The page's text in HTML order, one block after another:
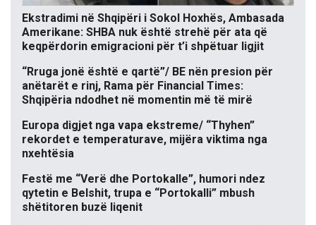
Ekstradimi në Shqipëri i Sokol Hoxhës, Ambasada
Amerikane: SHBA nuk është strehë për ata që
keqpërdorin emigracioni për t’i shpëtuar ligjit
“Rruga jonë është e qartë”/ BE nën presion për
anëtarët e rinj, Rama për Financial Times:
Shqipëria ndodhet në momentin më të mirë
Europa digjet nga vapa ekstreme/ “Thyhen”
rekordet e temperaturave, mijëra viktima nga
nxehtësia
Festë me “Verë dhe Portokalle”, humori ndez
qytetin e Belshit, trupa e “Portokalli” mbush
shëtitoren buzë liqenit